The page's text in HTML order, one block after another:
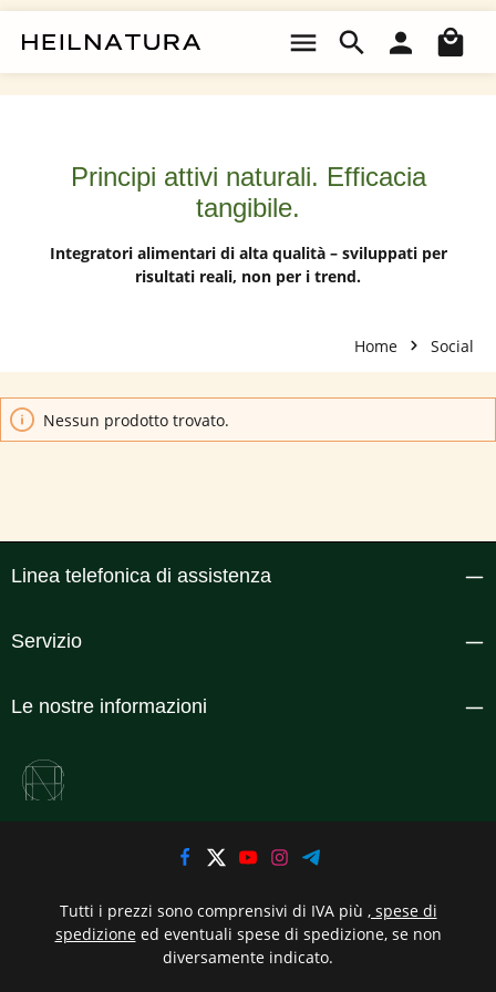
Il
Principi attivi naturali. Efficacia
tangibile.
Integratori alimentari di alta qualità – sviluppati per
risultati reali, non per i trend.
Home Social
Nessun prodotto trovato.
Linea telefonica di assistenza
Servizio
Le nostre informazioni
Tutti i prezzi sono comprensivi di IVA più , spese di
spedizioneed eventuali spese di spedizione, se non
diversamente indicato.